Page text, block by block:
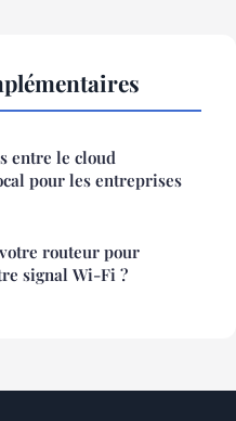
entre le cloud
pour les entreprises
routeur pour
signal Wi-Fi ?